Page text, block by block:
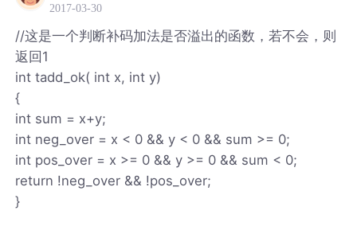
2017-03-30
//这是一个判断补码加法是否溢出的函数，若不会，则
返回1
int tadd_ok( int x, int y)
{
int sum = x+y;
int neg_over = x < 0 && y < 0 && sum >= 0;
int pos_over = x >= 0 && y >= 0 && sum < 0;
return !neg_over && !pos_over;
}